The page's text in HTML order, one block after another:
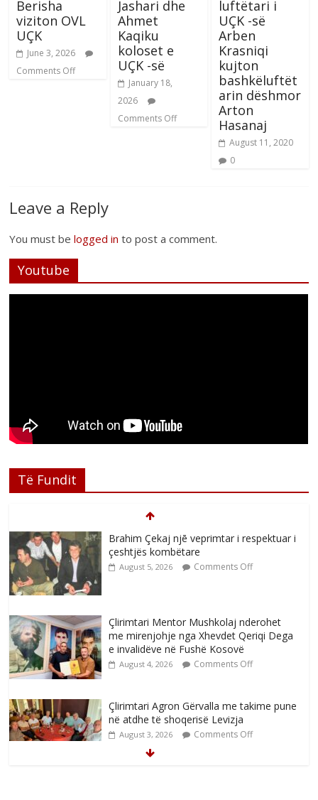
Berisha
viziton OVL
UÇK
June 3, 2026
Comments Off
Jashari dhe
Ahmet
Kaqiku
koloset e
UÇK -së
January 18,
2026
Comments Off
luftëtari i
UÇK -së
Arben
Krasniqi
kujton
bashkëluftët
arin dëshmor
Arton
Hasanaj
August 11, 2020
0
Leave a Reply
You must belogged in to post a comment.
Youtube
Të Fundit
Brahim Çekaj njē veprimtar i respektuar i
çeshtjës kombëtare
August 5, 2026 Comments Off
Çlirimtari Mentor Mushkolaj nderohet
me mirenjohje nga Xhevdet Qeriqi Dega
e invalidëve në Fushë Kosovë
August 4, 2026 Comments Off
Çlirimtari Agron Gërvalla me takime pune
në atdhe të shoqerisë Levizja
August 3, 2026 Comments Off